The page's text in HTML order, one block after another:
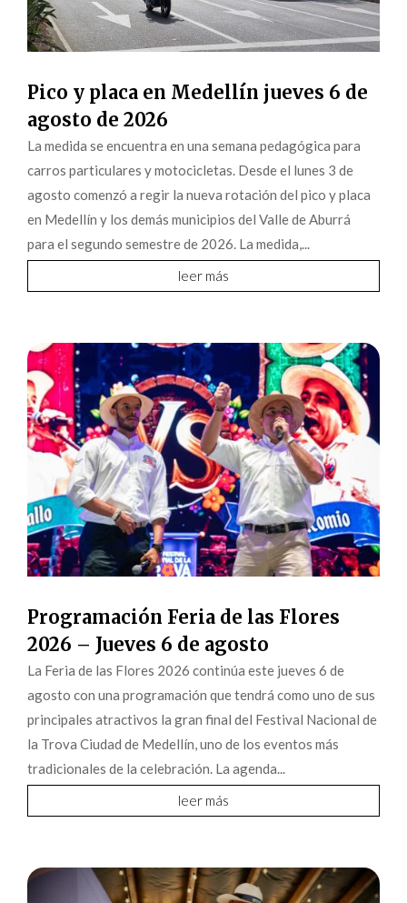
Pico y placa en Medellín jueves 6 de
agosto de 2026
La medida se encuentra en una semana pedagógica para
carros particulares y motocicletas. Desde el lunes 3 de
agosto comenzó a regir la nueva rotación del pico y placa
en Medellín y los demás municipios del Valle de Aburrá
para el segundo semestre de 2026. La medida,...
leer más
Programación Feria de las Flores
2026 – Jueves 6 de agosto
La Feria de las Flores 2026 continúa este jueves 6 de
agosto con una programación que tendrá como uno de sus
principales atractivos la gran final del Festival Nacional de
la Trova Ciudad de Medellín, uno de los eventos más
tradicionales de la celebración. La agenda...
leer más